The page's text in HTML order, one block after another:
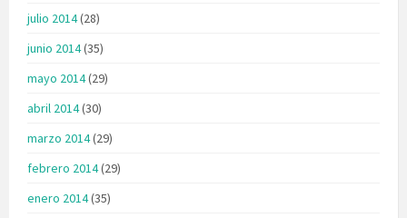
julio 2014(28)
junio 2014(35)
mayo 2014(29)
abril 2014(30)
marzo 2014(29)
febrero 2014(29)
enero 2014(35)